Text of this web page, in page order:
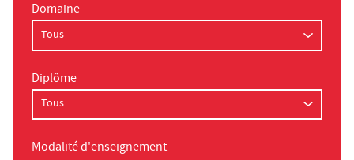
Domaine
Diplôme
Modalité d'enseignement